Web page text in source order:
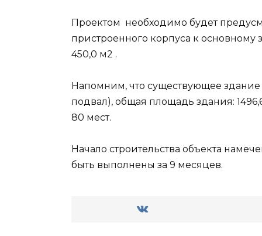
Проектом необходимо будет
пристроенного корпуса к
450,0 м2 .
Напомним, что существующее здание
подвал), общая площадь здания:
80 мест.
Начало строительства объекта
быть выполнены за 9 месяцев.